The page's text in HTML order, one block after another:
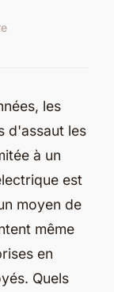
les
d'assaut les
à un
est
moyen de
même
en
Quels